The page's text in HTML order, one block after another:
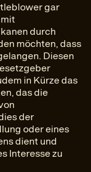
gar
durch
möchten, dass
Diesen
in Kürze das
das die
der
oder eines
dient und
Interesse zu